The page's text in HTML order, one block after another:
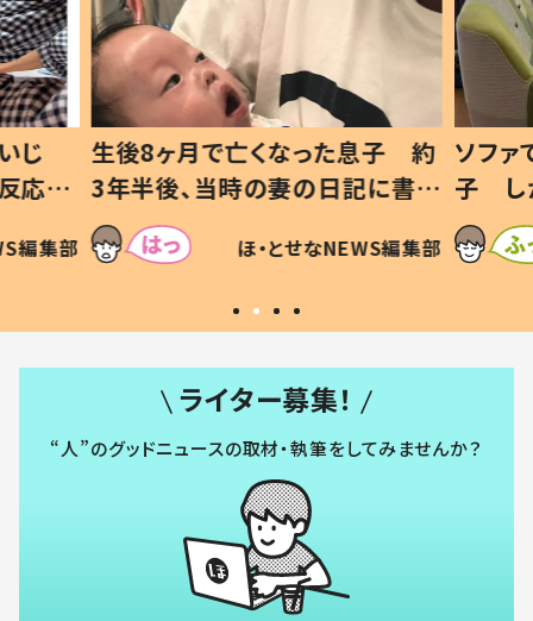
じ
応に
編集部
生後8ヶ月で亡くなった息子 約
3年半後、当時の妻の日記に書い
てあった本音とは
ほ・とせなNEWS編集部
ソファ
子 し
すべ
いから
ライター募集！
“人”のグッドニュースの取材・執筆をしてみませんか？